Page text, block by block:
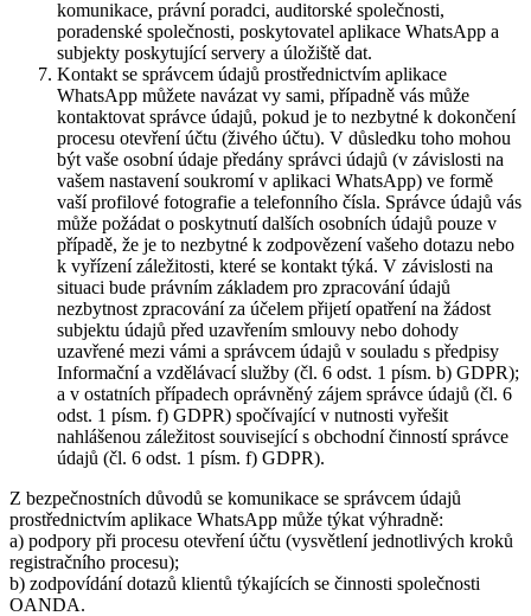
komunikace, právní poradci, auditorské společnosti,
poradenské společnosti, poskytovatel aplikace WhatsApp a
subjekty poskytující servery a úložiště dat.
Kontakt se správcem údajů prostřednictvím aplikace
WhatsApp můžete navázat vy sami, případně vás může
kontaktovat správce údajů, pokud je to nezbytné k dokončení
procesu otevření účtu (živého účtu). V důsledku toho mohou
být vaše osobní údaje předány správci údajů (v závislosti na
vašem nastavení soukromí v aplikaci WhatsApp) ve formě
vaší profilové fotografie a telefonního čísla. Správce údajů vás
může požádat o poskytnutí dalších osobních údajů pouze v
případě, že je to nezbytné k zodpovězení vašeho dotazu nebo
k vyřízení záležitosti, které se kontakt týká. V závislosti na
situaci bude právním základem pro zpracování údajů
nezbytnost zpracování za účelem přijetí opatření na žádost
subjektu údajů před uzavřením smlouvy nebo dohody
uzavřené mezi vámi a správcem údajů v souladu s předpisy
Informační a vzdělávací služby (čl. 6 odst. 1 písm. b) GDPR);
a v ostatních případech oprávněný zájem správce údajů (čl. 6
odst. 1 písm. f) GDPR) spočívající v nutnosti vyřešit
nahlášenou záležitost související s obchodní činností správce
údajů (čl. 6 odst. 1 písm. f) GDPR).
Z bezpečnostních důvodů se komunikace se správcem údajů
prostřednictvím aplikace WhatsApp může týkat výhradně:
a) podpory při procesu otevření účtu (vysvětlení jednotlivých kroků
registračního procesu);
b) zodpovídání dotazů klientů týkajících se činnosti společnosti
OANDA.